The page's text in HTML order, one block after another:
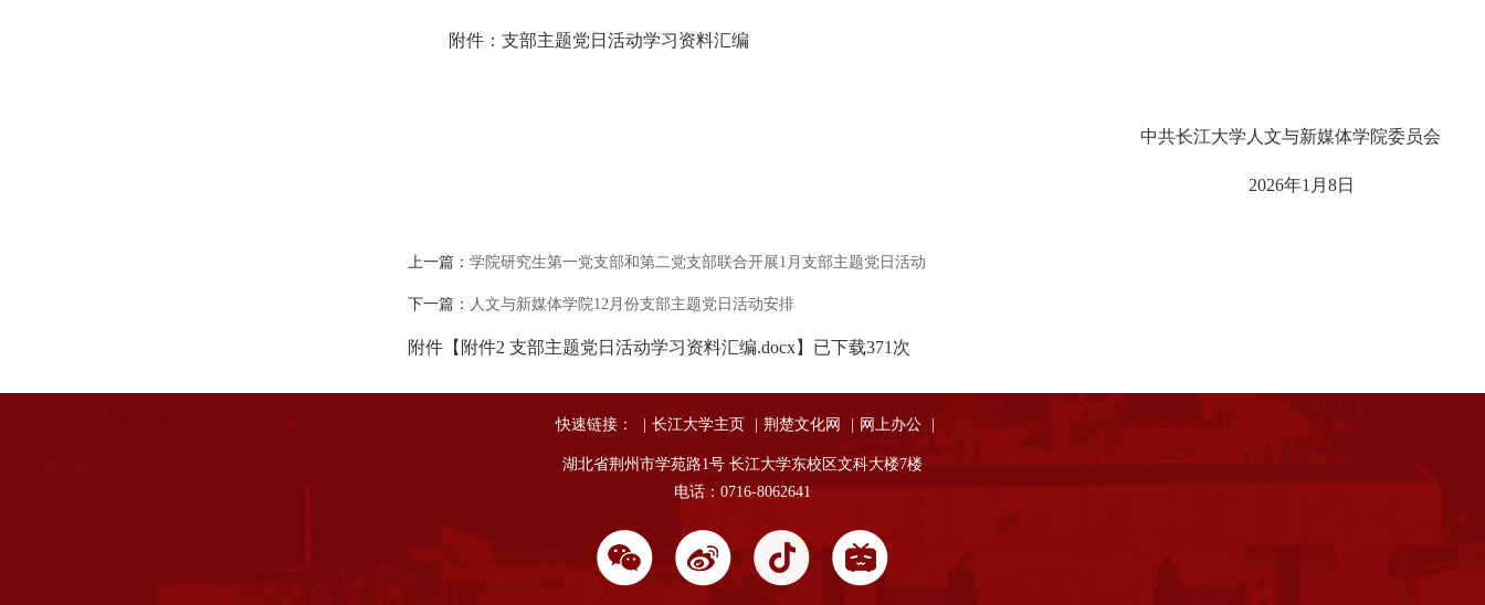
附件：支部主题党日活动学习资料汇编
中共长江大学人文与新媒体学院委员会
2026年1月8日
上一篇：学院研究生第一党支部和第二党支部联合开展1月支部主题党日活动
下一篇： 人文与新媒体学院12月份支部主题党日活动安排
附件【 附件2 支部主题党日活动学习资料汇编.docx】已下载371 次
快速链接： 长江大学主页 荆楚文化网 网上办公
湖北省荆州市学苑路1号 长江大学东校区文科大楼7楼
电话：0716-8062641